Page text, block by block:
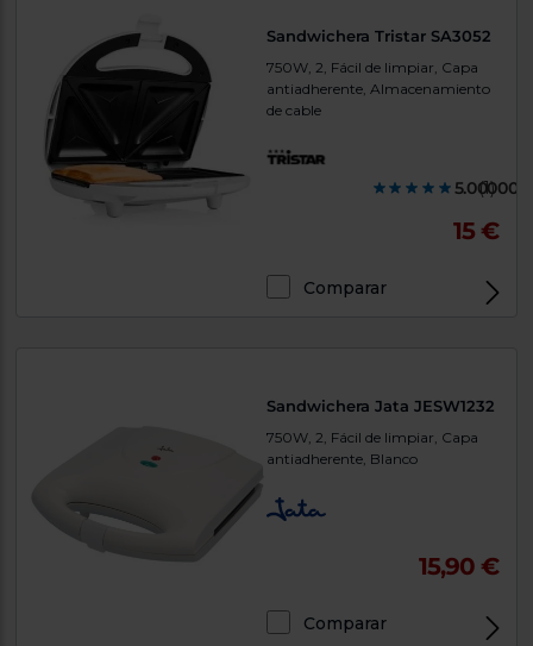
Sandwichera Tristar SA3052
750W, 2, Fácil de limpiar, Capa
antiadherente, Almacenamiento
de cable
(1)
15 €
Comparar
Sandwichera Jata JESW1232
750W, 2, Fácil de limpiar, Capa
antiadherente, Blanco
15,90 €
Comparar